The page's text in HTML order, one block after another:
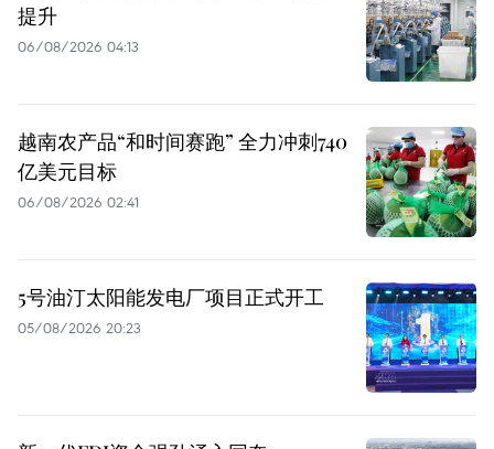
提升
06/08/2026 04:13
越南农产品“和时间赛跑” 全力冲刺740
亿美元目标
06/08/2026 02:41
5号油汀太阳能发电厂项目正式开工
05/08/2026 20:23